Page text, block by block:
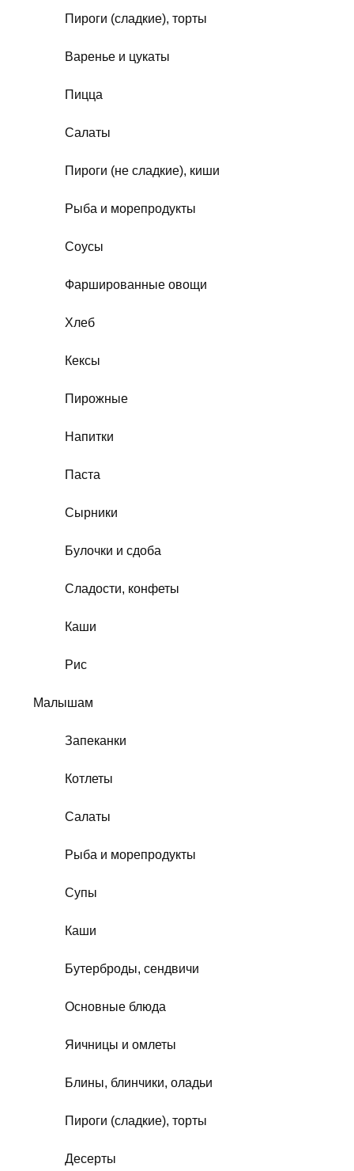
Пироги (сладкие), торты
Варенье и цукаты
Пицца
Салаты
Пироги (не сладкие), киши
Рыба и морепродукты
Соусы
Фаршированные овощи
Хлеб
Кексы
Пирожные
Напитки
Паста
Сырники
Булочки и сдоба
Сладости, конфеты
Каши
Рис
Малышам
Запеканки
Котлеты
Салаты
Рыба и морепродукты
Супы
Каши
Бутерброды, сендвичи
Основные блюда
Яичницы и омлеты
Блины, блинчики, оладьи
Пироги (сладкие), торты
Десерты